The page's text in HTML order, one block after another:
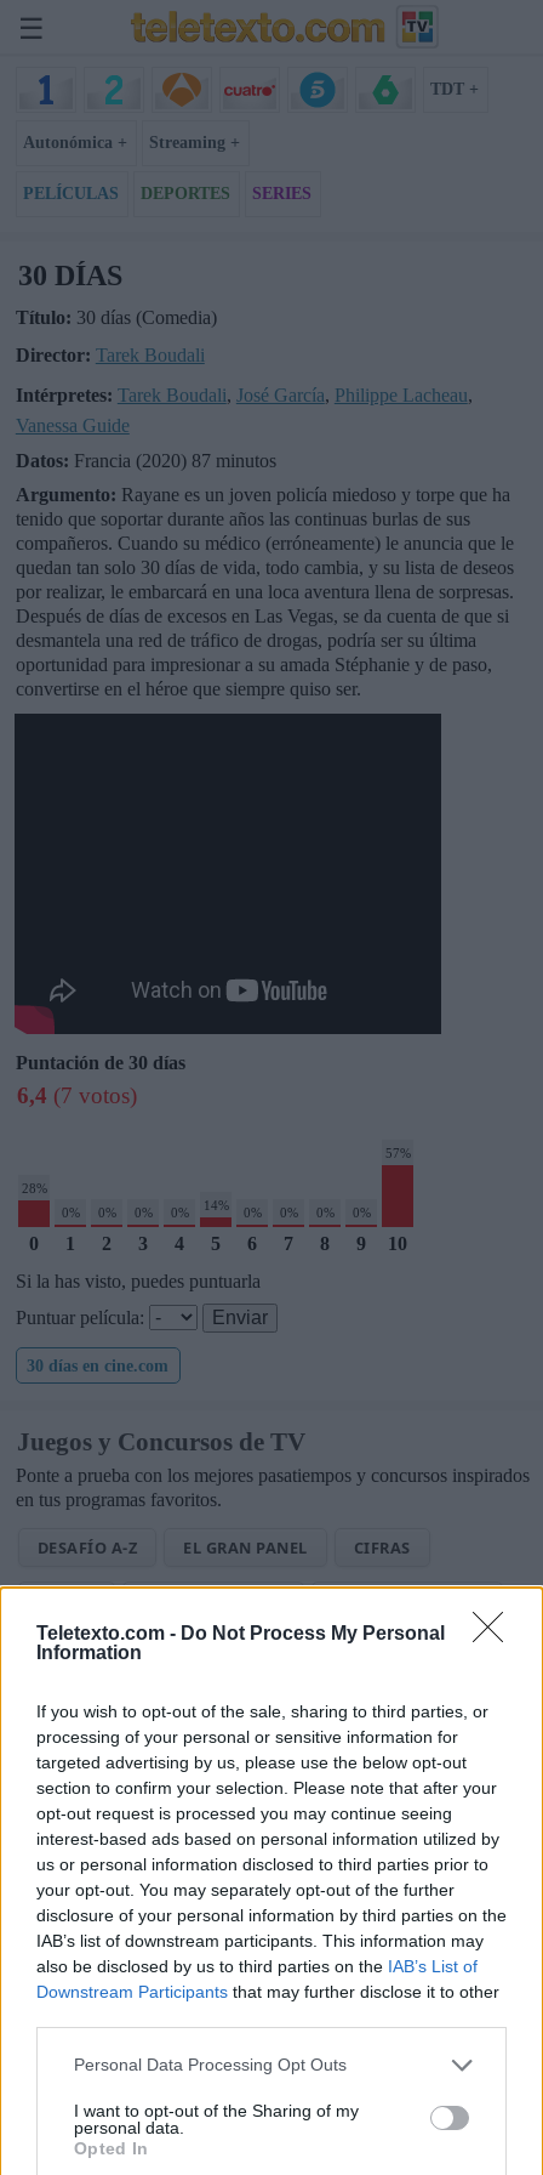
Teletexto.com - Do Not Process My Personal
Information
If you wish to opt-out of the sale, sharing to third parties, or
processing of your personal or sensitive information for
targeted advertising by us, please use the below opt-out
section to confirm your selection. Please note that after your
opt-out request is processed you may continue seeing
interest-based ads based on personal information utilized by
us or personal information disclosed to third parties prior to
your opt-out. You may separately opt-out of the further
disclosure of your personal information by third parties on the
IAB’s list of downstream participants. This information may
also be disclosed by us to third parties on the IAB’s List of
Downstream Participants that may further disclose it to other
Personal Data Processing Opt Outs
I want to opt-out of the Sharing of my
personal data.
Opted In
☰
TDT +
Autonómica + Streaming +
PELÍCULAS DEPORTES SERIES
30 DÍAS
Título: 30 días (Comedia)
Director: Tarek Boudali
Intérpretes: Tarek Boudali, José García, Philippe Lacheau,
Vanessa Guide
Datos: Francia (2020) 87 minutos
Argumento: Rayane es un joven policía miedoso y torpe que ha
tenido que soportar durante años las continuas burlas de sus
compañeros. Cuando su médico (erróneamente) le anuncia que le
quedan tan solo 30 días de vida, todo cambia, y su lista de deseos
por realizar, le embarcará en una loca aventura llena de sorpresas.
Después de días de excesos en Las Vegas, se da cuenta de que si
desmantela una red de tráfico de drogas, podría ser su última
oportunidad para impresionar a su amada Stéphanie y de paso,
convertirse en el héroe que siempre quiso ser.
Puntación de 30 días
6,4 (7 votos)
28%
0%
0% 0% 0% 14% 0% 0% 0% 0%
57%
0 1 2 3 4 5 6 7 8 9
10
Si la has visto, puedes puntuarla
Puntuar película:
30 días en cine.com
Juegos y Concursos de TV
Ponte a prueba con los mejores pasatiempos y concursos inspirados
en tus programas favoritos.
DESAFÍO A-Z EL GRAN PANEL CIFRAS
Toda la actualidad de la televisión y el streaming en España.
AUDIENCIAS ESTRENOS STREAMING
GENTE TV CONCURSOS REALITIES
Ver perfil
@teletextopuntocom Ver perfil